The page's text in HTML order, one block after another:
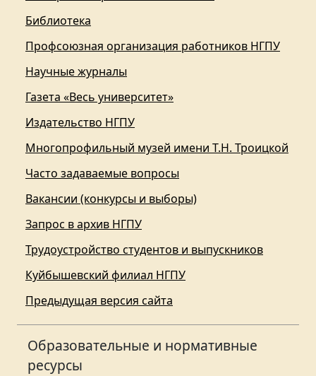
Библиотека
Профсоюзная организация работников НГПУ
Научные журналы
Газета «Весь университет»
Издательство НГПУ
Многопрофильный музей имени Т.Н. Троицкой
Часто задаваемые вопросы
Вакансии (конкурсы и выборы)
Запрос в архив НГПУ
Трудоустройство студентов и выпускников
Куйбышевский филиал НГПУ
Предыдущая версия сайта
Образовательные и нормативные
ресурсы